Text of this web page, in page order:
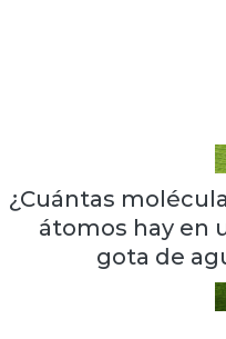
¿Cuántas
átomos hay en
gota de